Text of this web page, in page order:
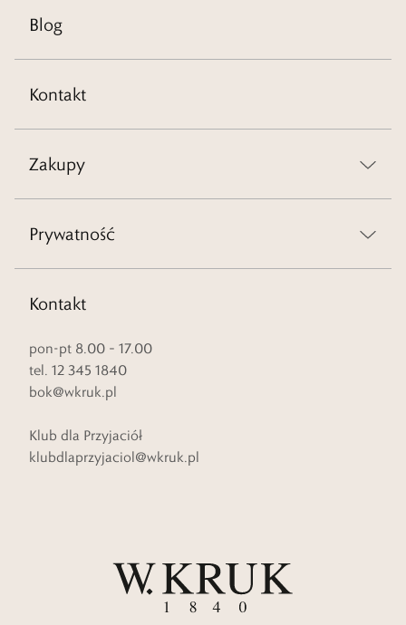
Blog
Kontakt
Zakupy
Prywatność
Kontakt
pon-pt 8.00 – 17.00
tel. 12 345 1840
bok@wkruk.pl
Klub dla Przyjaciół
klubdlaprzyjaciol@wkruk.pl